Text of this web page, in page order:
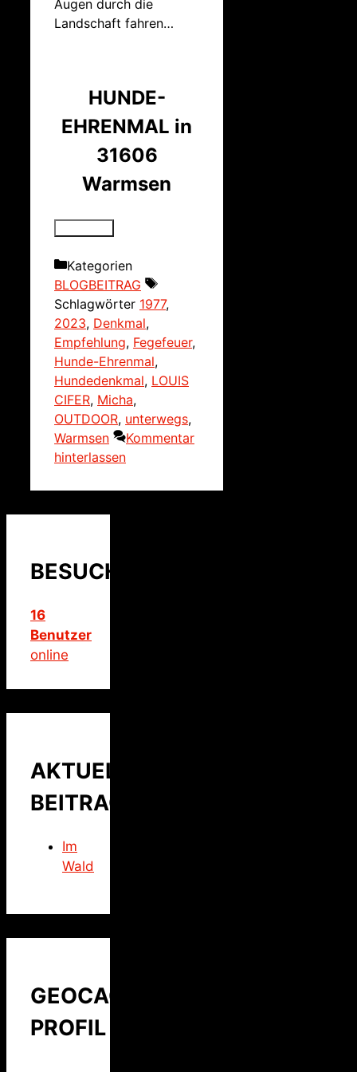
Augen durch die
Landschaft fahren…
HUNDE-
EHRENMAL in
31606
Warmsen
Kategorien
BLOGBEITRAG
Schlagwörter 1977,
2023, Denkmal,
Empfehlung, Fegefeuer,
Hunde-Ehrenmal,
Hundedenkmal, LOUIS
CIFER, Micha,
OUTDOOR, unterwegs,
Warmsen
Kommentar
hinterlassen
BESUCHER
16
Benutzer
online
AKTUELLER
BEITRAG
Im
Wald
GEOCACHING
PROFIL